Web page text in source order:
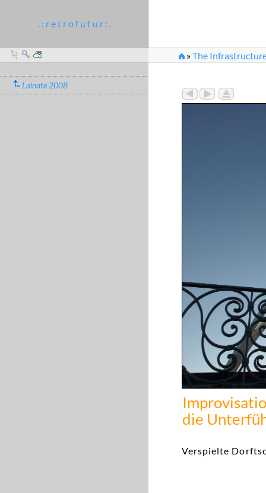
. : r e t r o f u t u r : .
»The
Lainate 2008
die
Verspielte